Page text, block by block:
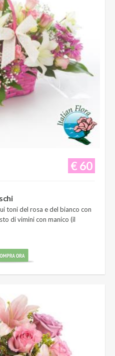
€ 60
toni del rosa e del bianco con
di vimini con manico (il